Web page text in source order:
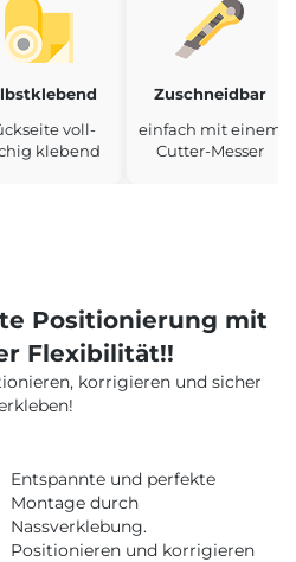
voll-
klebend
Zuschneidbar
einfach mit einem
Cutter-Messer
Positionierung mit
Flexibilität!!
korrigieren und sicher
Entspannte und perfekte
Montage durch
Nassverklebung.
Positionieren und korrigieren